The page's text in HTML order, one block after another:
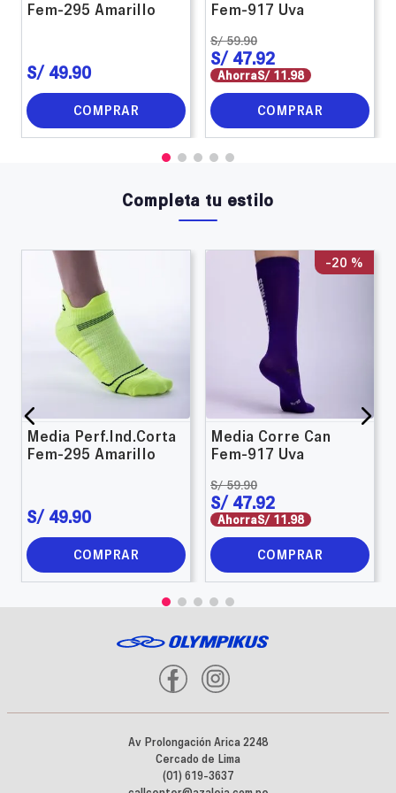
Fem-295 Amarillo
S/ 49.90
COMPRAR
Fem-917 Uva
S/ 59.90
S/ 47.92
AhorraS/ 11.98
COMPRAR
Completa tu estilo
Media Perf.Ind.Corta
Fem-295 Amarillo
S/ 49.90
COMPRAR
-20 %
Media Corre Can
Fem-917 Uva
S/ 59.90
S/ 47.92
AhorraS/ 11.98
COMPRAR
Av Prolongación Arica 2248
Cercado de Lima
(01) 619-3637